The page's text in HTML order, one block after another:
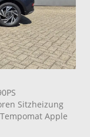
Sitzheizung
Apple